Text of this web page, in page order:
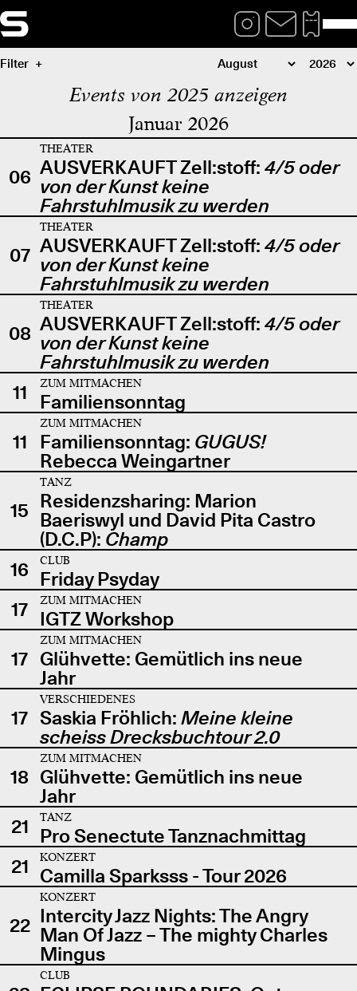
Filter
Events von 2025 anzeigen
Januar 2026
06
THEATER
AUSVERKAUFT Zell:stoff: 4/5 oder
von der Kunst keine
Fahrstuhlmusik zu werden
07
THEATER
AUSVERKAUFT Zell:stoff: 4/5 oder
von der Kunst keine
Fahrstuhlmusik zu werden
08
THEATER
AUSVERKAUFT Zell:stoff: 4/5 oder
von der Kunst keine
Fahrstuhlmusik zu werden
11
ZUM MITMACHEN
Familiensonntag
11
ZUM MITMACHEN
Familiensonntag: GUGUS!
Rebecca Weingartner
15
TANZ
Residenzsharing: Marion
Baeriswyl und David Pita Castro
(D.C.P): Champ
16
CLUB
Friday Psyday
17
ZUM MITMACHEN
IGTZ Workshop
17
ZUM MITMACHEN
Glühvette: Gemütlich ins neue
Jahr
17
VERSCHIEDENES
Saskia Fröhlich: Meine kleine
scheiss Drecksbuchtour 2.0
18
ZUM MITMACHEN
Glühvette: Gemütlich ins neue
Jahr
21
TANZ
Pro Senectute Tanznachmittag
21
KONZERT
Camilla Sparksss - Tour 2026
22
KONZERT
Intercity Jazz Nights: The Angry
Man Of Jazz – The mighty Charles
Mingus
CLUB